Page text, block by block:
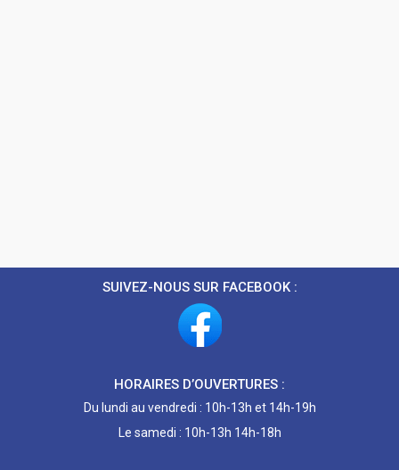
SUIVEZ-NOUS SUR FACEBOOK :
HORAIRES D’OUVERTURES :
Du lundi au vendredi : 10h-13h et 14h-19h
Le samedi : 10h-13h 14h-18h